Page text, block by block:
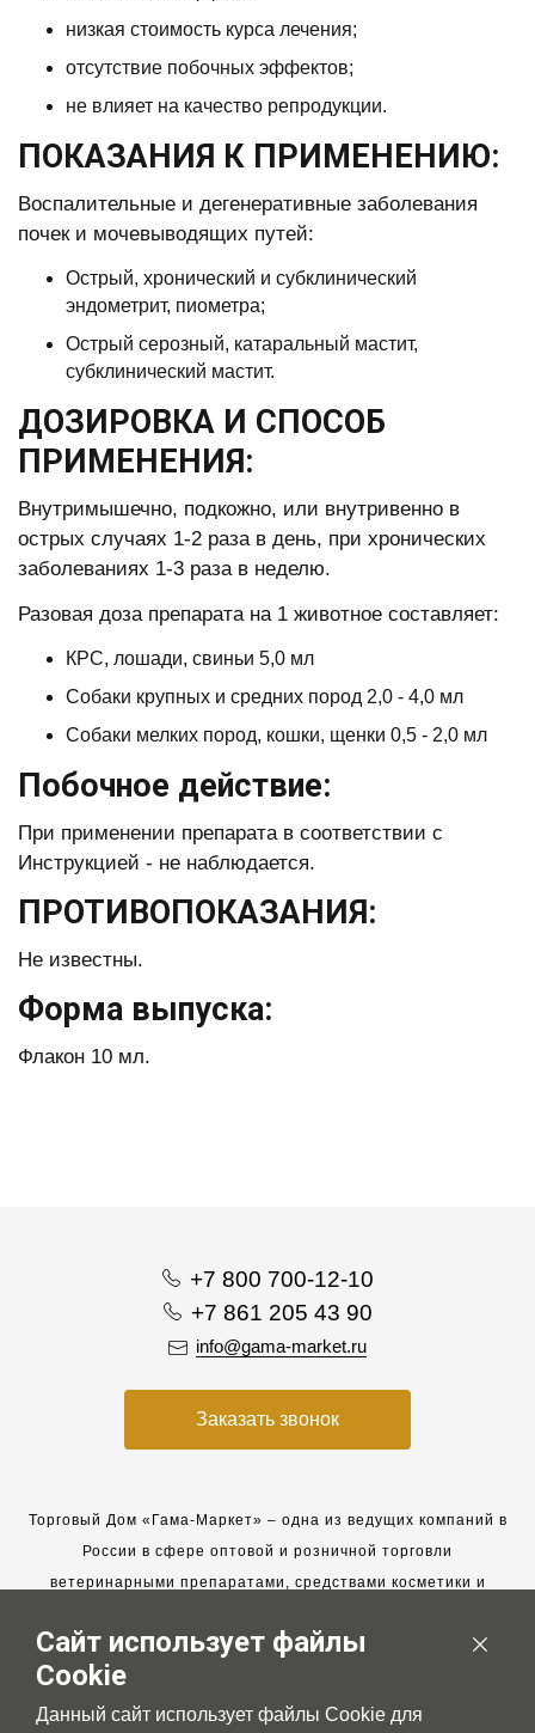
низкая стоимость курса лечения;
отсутствие побочных эффектов;
не влияет на качество репродукции.
ПОКАЗАНИЯ К ПРИМЕНЕНИЮ:
Воспалительные и дегенеративные заболевания
почек и мочевыводящих путей:
Острый, хронический и субклинический
эндометрит, пиометра;
Острый серозный, катаральный мастит,
субклинический мастит.
ДОЗИРОВКА И СПОСОБ
ПРИМЕНЕНИЯ:
Внутримышечно, подкожно, или внутривенно в
острых случаях 1-2 раза в день, при хронических
заболеваниях 1-3 раза в неделю.
Разовая доза препарата на 1 животное составляет:
КРС, лошади, свиньи 5,0 мл
Собаки крупных и средних пород 2,0 - 4,0 мл
Собаки мелких пород, кошки, щенки 0,5 - 2,0 мл
Побочное действие:
При применении препарата в соответствии с
Инструкцией - не наблюдается.
ПРОТИВОПОКАЗАНИЯ:
Не известны.
Форма выпуска:
Флакон 10 мл.
+7 800 700-12-10
+7 861 205 43 90
info@gama-market.ru
Заказать звонок
Торговый Дом «Гама-Маркет» – одна из ведущих компаний в
России в сфере оптовой и розничной торговли
ветеринарными препаратами, средствами косметики и
Мы работаем с 2005 года. Мы приглашаем к сотрудничеству
новых клиентов и всегда рассчитываем на взаимовыгодные,
долгосрочные партнерские отношения.
Сайт использует файлы
Cookie
Данный сайт использует файлы Cookie для